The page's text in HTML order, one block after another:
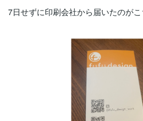
7日せずに印刷会社から届いたのが